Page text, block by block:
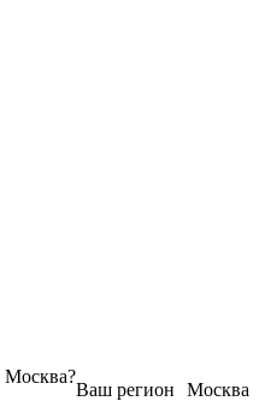
Москва
Ваш регион
Москва?